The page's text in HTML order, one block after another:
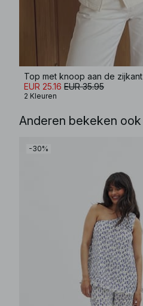
Top met knoop aan de zijkant
EUR 25.16 EUR 35.95
2 Kleuren
Anderen bekeken ook
-30%